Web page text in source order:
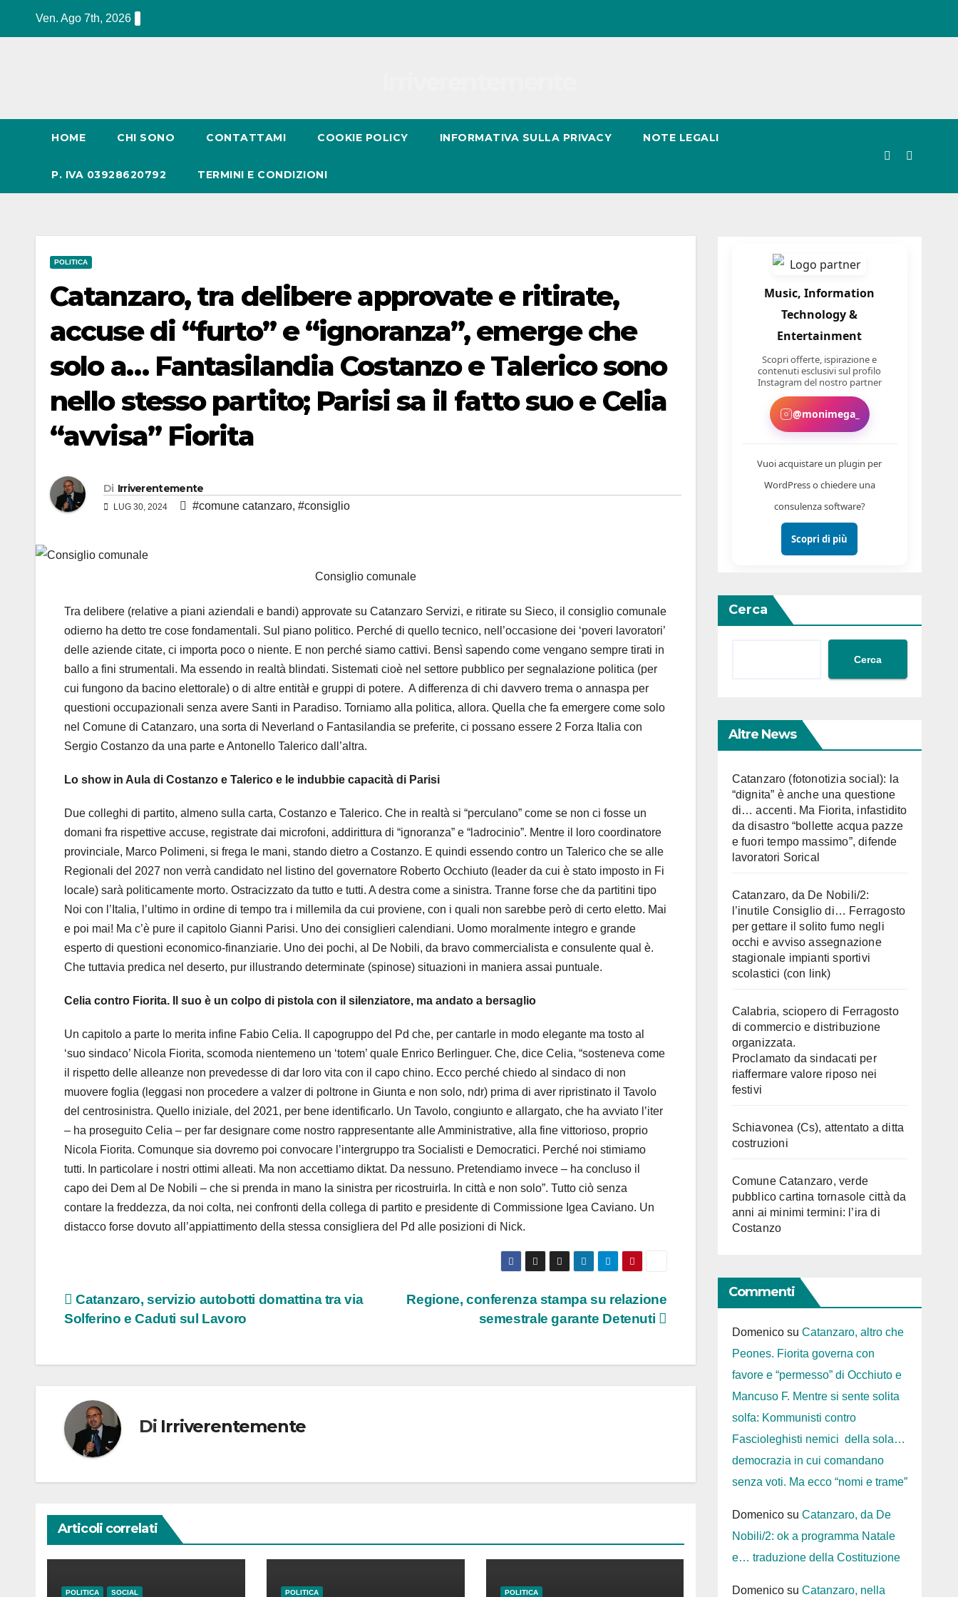
Ven. Ago 7th, 2026
HOME CHI SONO CONTATTAMI COOKIE POLICY INFORMATIVA SULLA PRIVACY NOTE LEGALI
P. IVA 03928620792 TERMINI E CONDIZIONI
POLITICA
Catanzaro, tra delibere approvate e ritirate,
accuse di “furto” e “ignoranza”, emerge che
solo a… Fantasilandia Costanzo e Talerico sono
nello stesso partito; Parisi sa il fatto suo e Celia
“avvisa” Fiorita
Di Irriverentemente
LUG 30, 2024 #comune catanzaro, #consiglio
Consiglio comunale
Tra delibere (relative a piani aziendali e bandi) approvate su Catanzaro Servizi, e ritirate su Sieco, il consiglio comunale
odierno ha detto tre cose fondamentali. Sul piano politico. Perché di quello tecnico, nell’occasione dei ‘poveri lavoratori’
delle aziende citate, ci importa poco o niente. E non perché siamo cattivi. Bensì sapendo come vengano sempre tirati in
ballo a fini strumentali. Ma essendo in realtà blindati. Sistemati cioè nel settore pubblico per segnalazione politica (per
cui fungono da bacino elettorale) o di altre entitàł e gruppi di potere. A differenza di chi davvero trema o annaspa per
questioni occupazionali senza avere Santi in Paradiso. Torniamo alla politica, allora. Quella che fa emergere come solo
nel Comune di Catanzaro, una sorta di Neverland o Fantasilandia se preferite, ci possano essere 2 Forza Italia con
Sergio Costanzo da una parte e Antonello Talerico dall’altra.
Lo show in Aula di Costanzo e Talerico e le indubbie capacità di Parisi
Due colleghi di partito, almeno sulla carta, Costanzo e Talerico. Che in realtà si “perculano” come se non ci fosse un
domani fra rispettive accuse, registrate dai microfoni, addirittura di “ignoranza” e “ladrocinio”. Mentre il loro coordinatore
provinciale, Marco Polimeni, si frega le mani, stando dietro a Costanzo. E quindi essendo contro un Talerico che se alle
Regionali del 2027 non verrà candidato nel listino del governatore Roberto Occhiuto (leader da cui è stato imposto in Fi
locale) sarà politicamente morto. Ostracizzato da tutto e tutti. A destra come a sinistra. Tranne forse che da partitini tipo
Noi con l’Italia, l’ultimo in ordine di tempo tra i millemila da cui proviene, con i quali non sarebbe però di certo eletto. Mai
e poi mai! Ma c’è pure il capitolo Gianni Parisi. Uno dei consiglieri calendiani. Uomo moralmente integro e grande
esperto di questioni economico-finanziarie. Uno dei pochi, al De Nobili, da bravo commercialista e consulente qual è.
Che tuttavia predica nel deserto, pur illustrando determinate (spinose) situazioni in maniera assai puntuale.
Celia contro Fiorita. Il suo è un colpo di pistola con il silenziatore, ma andato a bersaglio
Un capitolo a parte lo merita infine Fabio Celia. Il capogruppo del Pd che, per cantarle in modo elegante ma tosto al
‘suo sindaco’ Nicola Fiorita, scomoda nientemeno un ‘totem’ quale Enrico Berlinguer. Che, dice Celia, “sosteneva come
il rispetto delle alleanze non prevedesse di dar loro vita con il capo chino. Ecco perché chiedo al sindaco di non
muovere foglia (leggasi non procedere a valzer di poltrone in Giunta e non solo, ndr) prima di aver ripristinato il Tavolo
del centrosinistra. Quello iniziale, del 2021, per bene identificarlo. Un Tavolo, congiunto e allargato, che ha avviato l’iter
– ha proseguito Celia – per far designare come nostro rappresentante alle Amministrative, alla fine vittorioso, proprio
Nicola Fiorita. Comunque sia dovremo poi convocare l’intergruppo tra Socialisti e Democratici. Perché noi stimiamo
tutti. In particolare i nostri ottimi alleati. Ma non accettiamo diktat. Da nessuno. Pretendiamo invece – ha concluso il
capo dei Dem al De Nobili – che si prenda in mano la sinistra per ricostruirla. In città e non solo”. Tutto ciò senza
contare la freddezza, da noi colta, nei confronti della collega di partito e presidente di Commissione Igea Caviano. Un
distacco forse dovuto all’appiattimento della stessa consigliera del Pd alle posizioni di Nick.
Navigazione
Regione, conferenza stampa su relazione
semestrale garante Detenuti
Catanzaro, servizio autobotti domattina tra via
Solferino e Caduti sul Lavoro
Di Irriverentemente
Articoli correlati
POLITICA SOCIAL POLITICA POLITICA
Cerca
Cerca
Altre News
Catanzaro (fotonotizia social): la
“dignita” è anche una questione
di… accenti. Ma Fiorita, infastidito
da disastro “bollette acqua pazze
e fuori tempo massimo”, difende
lavoratori Sorical
Catanzaro, da De Nobili/2:
l’inutile Consiglio di… Ferragosto
per gettare il solito fumo negli
occhi e avviso assegnazione
stagionale impianti sportivi
scolastici (con link)
Calabria, sciopero di Ferragosto
di commercio e distribuzione
organizzata.
Proclamato da sindacati per
riaffermare valore riposo nei
festivi
Schiavonea (Cs), attentato a ditta
costruzioni
Comune Catanzaro, verde
pubblico cartina tornasole città da
anni ai minimi termini: l’ira di
Costanzo
Commenti
Domenicosu Catanzaro, altro che
Peones. Fiorita governa con
favore e “permesso” di Occhiuto e
Mancuso F. Mentre si sente solita
solfa: Kommunisti contro
Fascioleghisti nemici della sola…
democrazia in cui comandano
senza voti. Ma ecco “nomi e trame”
Domenicosu Catanzaro, da De
Nobili/2: ok a programma Natale
e… traduzione della Costituzione
Domenicosu Catanzaro, nella
Music, Information
Technology &
Entertainment
Scopri offerte, ispirazione e
contenuti esclusivi sul profilo
Instagram del nostro partner
@monimega_
Vuoi acquistare un plugin per
WordPress o chiedere una
consulenza software?
Scopri di più